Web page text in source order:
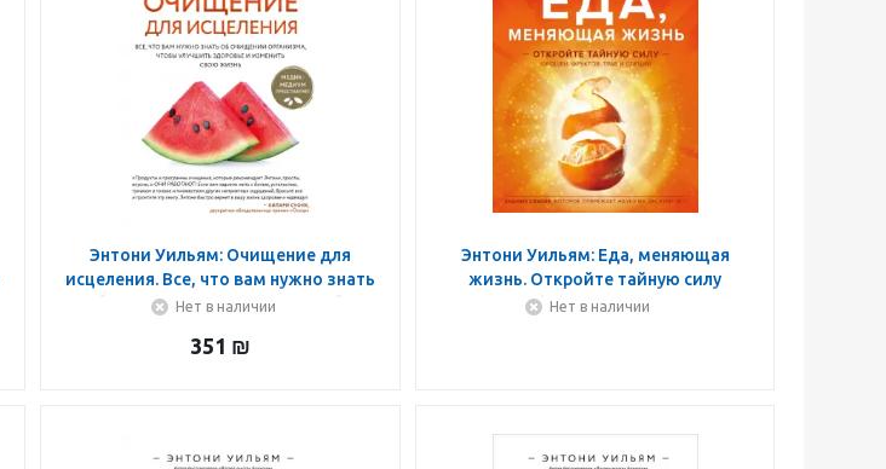
Энтони Уильям: Очищение для
исцеления. Все, что вам нужно знать
об очищении организма, чтобы
Нет в наличии
351 ₪
Энтони Уильям: Еда, меняющая
жизнь. Откройте тайную силу
овощей, фруктов, трав и специй
Нет в наличии